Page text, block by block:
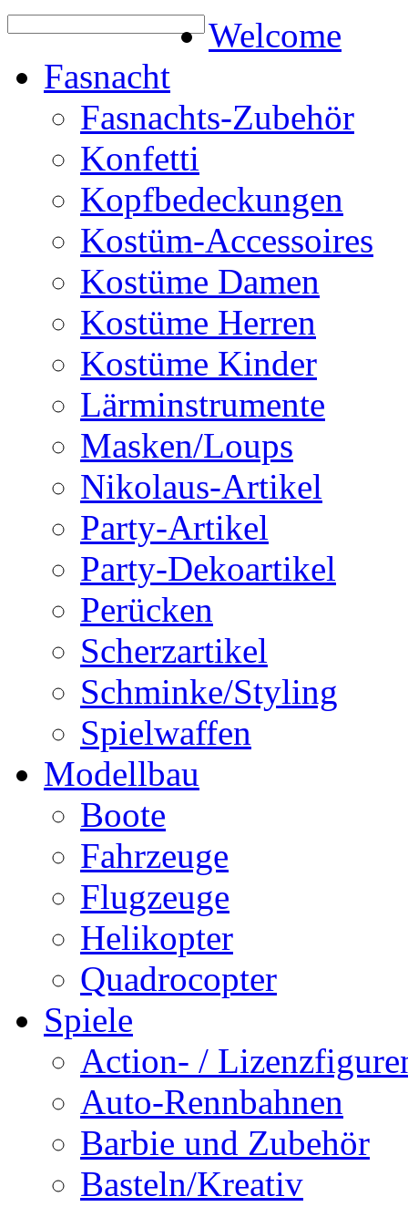
Welcome
Fasnacht
Fasnachts-Zubehör
Konfetti
Kopfbedeckungen
Kostüm-Accessoires
Kostüme Damen
Kostüme Herren
Kostüme Kinder
Lärminstrumente
Masken/Loups
Nikolaus-Artikel
Party-Artikel
Party-Dekoartikel
Perücken
Scherzartikel
Schminke/Styling
Spielwaffen
Modellbau
Boote
Fahrzeuge
Flugzeuge
Helikopter
Quadrocopter
Spiele
Action- /
Auto-Rennbahnen
Barbie und Zubehör
Basteln/Kreativ